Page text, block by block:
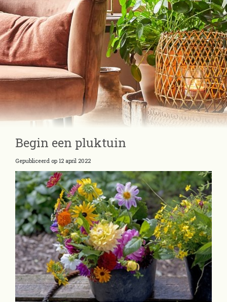
Begin een pluktuin
Gepubliceerd op 12 april 2022